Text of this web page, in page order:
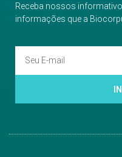
Receba nossos
informações que a